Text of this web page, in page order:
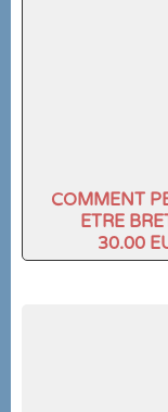
COMMENT
ETRE
30.00